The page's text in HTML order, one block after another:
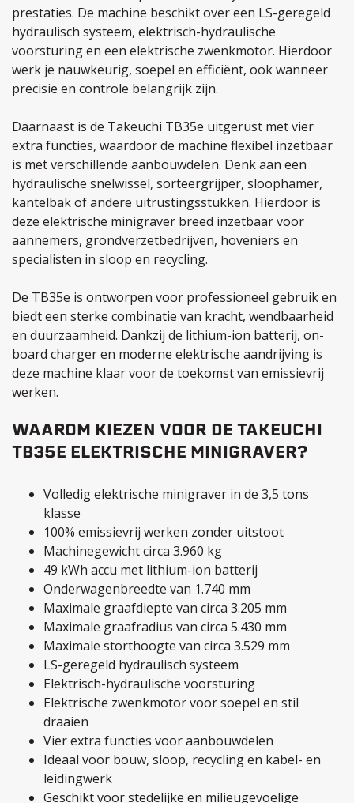
prestaties. De machine beschikt over een LS-geregeld
hydraulisch systeem, elektrisch-hydraulische
voorsturing en een elektrische zwenkmotor. Hierdoor
werk je nauwkeurig, soepel en efficiënt, ook wanneer
precisie en controle belangrijk zijn.
Daarnaast is de Takeuchi TB35e uitgerust met vier
extra functies, waardoor de machine flexibel inzetbaar
is met verschillende aanbouwdelen. Denk aan een
hydraulische snelwissel, sorteergrijper, sloophamer,
kantelbak of andere uitrustingsstukken. Hierdoor is
deze elektrische minigraver breed inzetbaar voor
aannemers, grondverzetbedrijven, hoveniers en
specialisten in sloop en recycling.
De TB35e is ontworpen voor professioneel gebruik en
biedt een sterke combinatie van kracht, wendbaarheid
en duurzaamheid. Dankzij de lithium-ion batterij, on-
board charger en moderne elektrische aandrijving is
deze machine klaar voor de toekomst van emissievrij
werken.
WAAROM KIEZEN VOOR DE TAKEUCHI
TB35E ELEKTRISCHE MINIGRAVER?
Volledig elektrische minigraver in de 3,5 tons
klasse
100% emissievrij werken zonder uitstoot
Machinegewicht circa 3.960 kg
49 kWh accu met lithium-ion batterij
Onderwagenbreedte van 1.740 mm
Maximale graafdiepte van circa 3.205 mm
Maximale graafradius van circa 5.430 mm
Maximale storthoogte van circa 3.529 mm
LS-geregeld hydraulisch systeem
Elektrisch-hydraulische voorsturing
Elektrische zwenkmotor voor soepel en stil
draaien
Vier extra functies voor aanbouwdelen
Ideaal voor bouw, sloop, recycling en kabel- en
leidingwerk
Geschikt voor stedelijke en milieugevoelige